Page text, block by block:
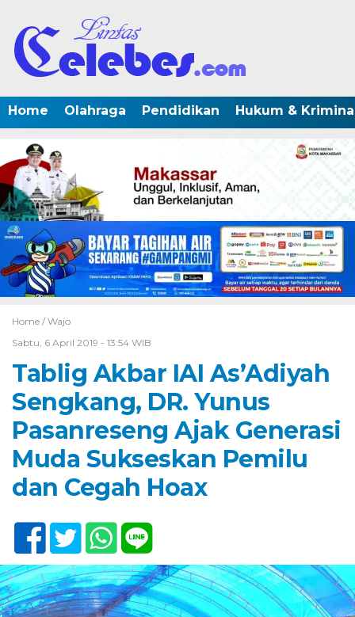
Home Olahraga Pendidikan Hukum &
Home / Wajo
Sabtu, 6 April 2019 - 13:54 WIB
Tablig Akbar IAI As’Adiyah
Sengkang, DR. Yunus
Pasanreseng Ajak Generasi
Muda Sukseskan Pemilu
dan Cegah Hoax